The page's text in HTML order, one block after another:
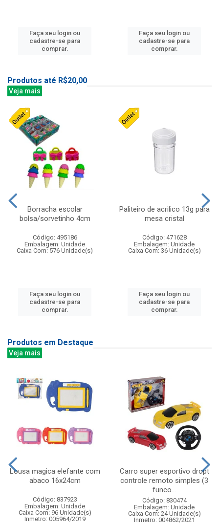
Faça seu login ou
cadastre-se para
comprar.
Faça seu login ou
cadastre-se para
comprar.
Produtos até R$20,00
Veja mais
Borracha escolar
bolsa/sorvetinho 4cm
Código: 495186
Embalagem: Unidade
Caixa Com: 576 Unidade(s)
Faça seu login ou
cadastre-se para
comprar.
Paliteiro de acrilico 13g para
mesa cristal
Código: 471628
Embalagem: Unidade
Caixa Com: 36 Unidade(s)
Faça seu login ou
cadastre-se para
comprar.
Produtos em Destaque
Veja mais
Lousa magica elefante com
abaco 16x24cm
Código: 837923
Embalagem: Unidade
Caixa Com: 96 Unidade(s)
Inmetro: 005964/2019
Carro super esportivo dropt
controle remoto simples (3
funco...
Código: 830474
Embalagem: Unidade
Caixa Com: 24 Unidade(s)
Inmetro: 004862/2021